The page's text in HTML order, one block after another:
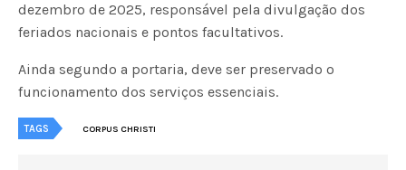
dezembro de 2025, responsável pela divulgação dos
feriados nacionais e pontos facultativos.
Ainda segundo a portaria, deve ser preservado o
funcionamento dos serviços essenciais.
TAGS CORPUS CHRISTI